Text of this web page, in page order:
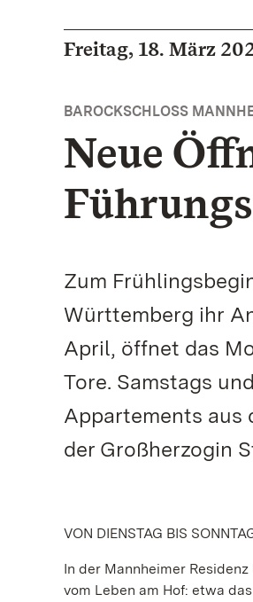
Freitag, 18. März
BAROCKSCHLOSS
Neue
Zum
Württemberg ihr
April, öffnet das
Tore. Samstags
Appartements aus
der Großherzogin
VON DIENSTAG BIS
In der Mannheimer
vom Leben am Hof: etwa